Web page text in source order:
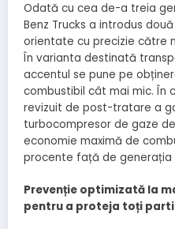
Odată cu cea de-a treia
Benz Trucks a introdus
orientate cu precizie către
În varianta destinată
accentul se pune pe
combustibil cât mai mic. În
revizuit de post-tratare a
turbocompresor de gaze
economie maximă de
procente față de generația
Prevenție optimizată la
pentru a proteja toți